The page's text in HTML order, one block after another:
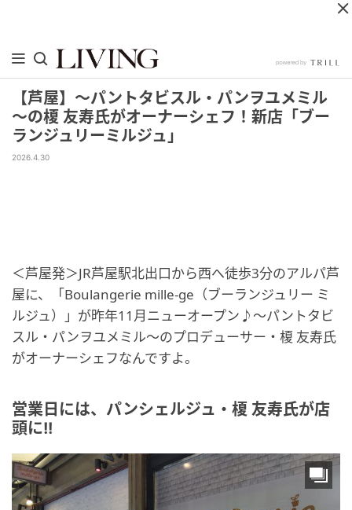
【芦屋】～パントタビスル・パンヲユメミル
～の榎 友寿氏がオーナーシェフ！新店「ブー
ランジュリーミルジュ」
2026.4.30
＜芦屋発＞JR芦屋駅北出口から西へ徒歩3分のアルパ芦
屋に、「Boulangerie mille-ge（ブーランジュリー ミ
ルジュ）」が昨年11月ニューオープン♪～パントタビ
スル・パンヲユメミル～のプロデューサー・榎 友寿氏
がオーナーシェフなんですよ。
営業日には、パンシェルジュ・榎 友寿氏が店
頭に!!